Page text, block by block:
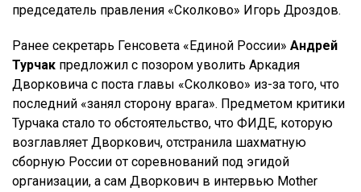
председатель правления «Сколково» Игорь Дроздов.
Ранее секретарь Генсовета «Единой России» Андрей
Турчак предложил с позором уволить Аркадия
Дворковича с поста главы «Сколково» из-за того, что
последний «занял сторону врага». Предметом критики
Турчака стало то обстоятельство, что ФИДЕ, которую
возглавляет Дворкович, отстранила шахматную
сборную России от соревнований под эгидой
организации, а сам Дворкович в интервью Mother